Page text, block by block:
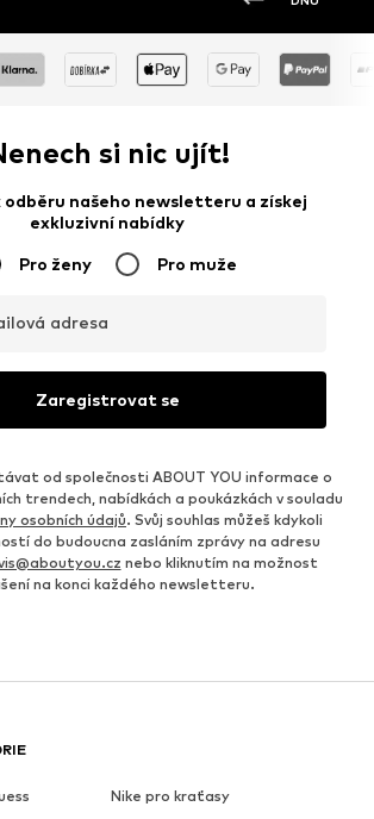
si nic ujít!
odběru našeho newsletteru a získej
exkluzivní nabídky
Pro ženy Pro muže
adresa
Zaregistrovat se
od společnosti ABOUT YOU informace o
trendech, nabídkách a poukázkách v souladu
osobních údajů. Svůj souhlas můžeš kdykoli
do budoucna zasláním zprávy na adresu
nebo kliknutím na možnost
na konci každého newsletteru.
Nike pro kraťasy